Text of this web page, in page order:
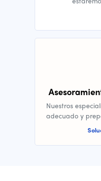
Nuestros
adecuado y